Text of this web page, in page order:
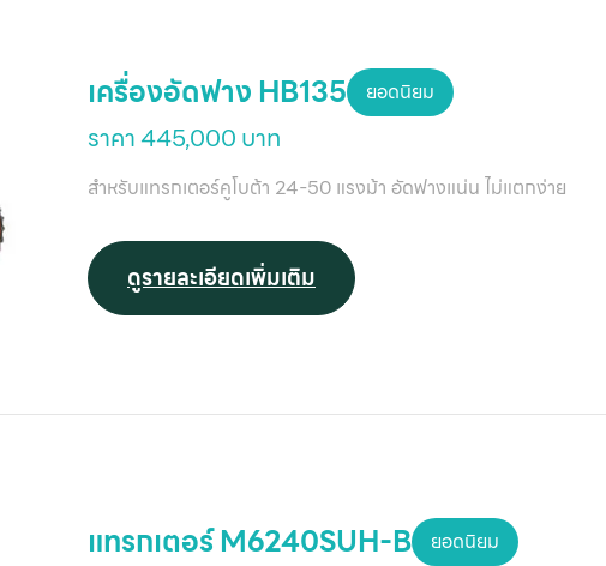
เครื่องอัดฟาง HB135 ยอดนิยม
ราคา 445,000 บาท
สำหรับแทรกเตอร์คูโบต้า 24-50 แรงม้า อัดฟางแน่น ไม่แตกง่าย
ดูรายละเอียดเพิ่มเติม
แทรกเตอร์ M6240SUH-B ยอดนิยม